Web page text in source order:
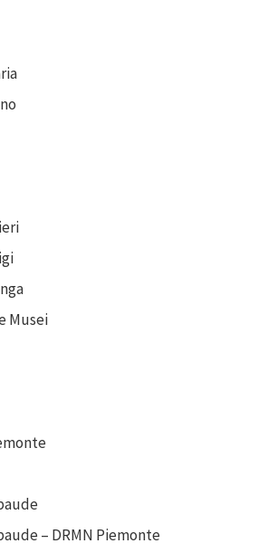
Musei
– DRMN Piemonte